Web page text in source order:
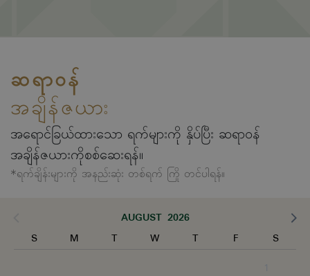
ဆရာဝန်
အချိန်ဇယား
အရောင်ခြယ်ထားသော ရက်များကို နှိပ်ပြီး ဆရာဝန်
အချိန်ဇယားကိုစစ်ဆေးရန်။
*ရက်ချိန်းများကို အနည်းဆုံး တစ်ရက် ကြို တင်ပါရန်။
AUGUST 2026
S
M T W T F
S